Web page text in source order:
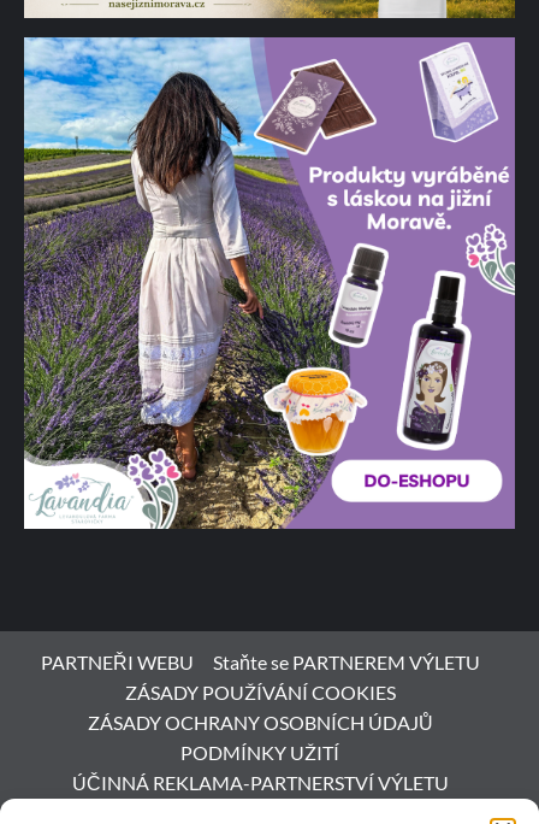
PARTNEŘI WEBU
Staňte se PARTNEREM VÝLETU
ZÁSADY POUŽÍVÁNÍ COOKIES
ZÁSADY OCHRANY OSOBNÍCH ÚDAJŮ
PODMÍNKY UŽITÍ
ÚČINNÁ REKLAMA-PARTNERSTVÍ VÝLETU